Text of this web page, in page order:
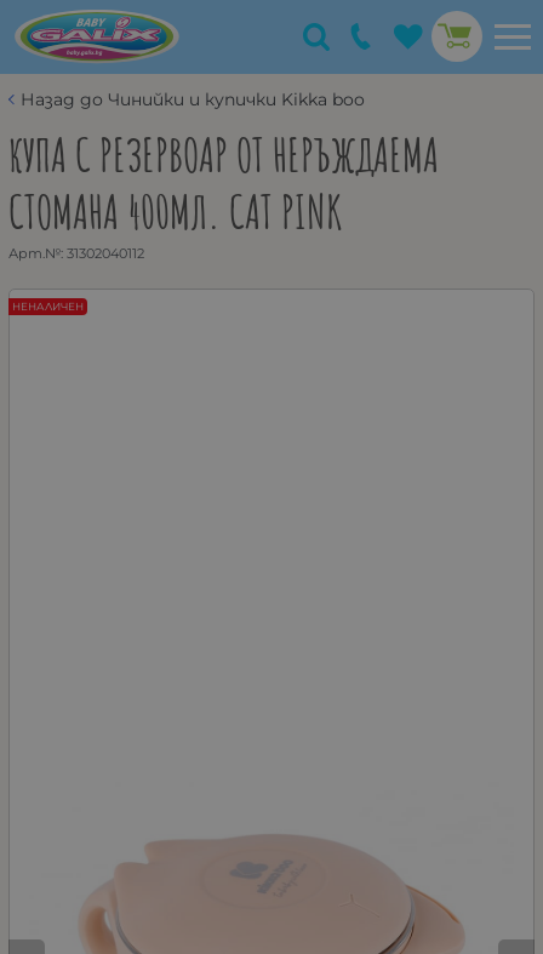
Назад до Чинийки и купички Kikka boo
КУПА С РЕЗЕРВОАР ОТ НЕРЪЖДАЕМА
СТОМАНА 400МЛ. CAT PINK
Арт.№: 31302040112
НЕНАЛИЧЕН